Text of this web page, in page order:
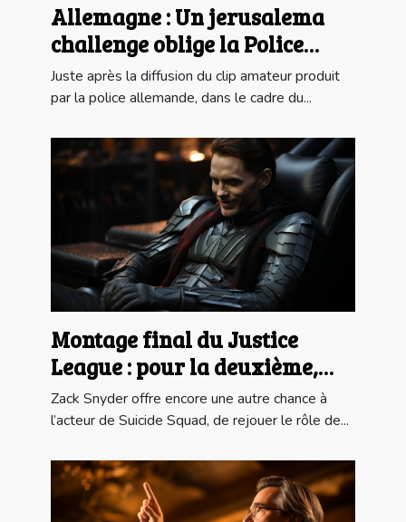
Allemagne : Un jerusalema
challenge oblige la Police
Allemande à payer des droits
d'auteur
Juste après la diffusion du clip amateur produit
par la police allemande, dans le cadre du...
Montage final du Justice
League : pour la deuxième,
Jared Leto incarne le Joker
Zack Snyder offre encore une autre chance à
l’acteur de Suicide Squad, de rejouer le rôle de...